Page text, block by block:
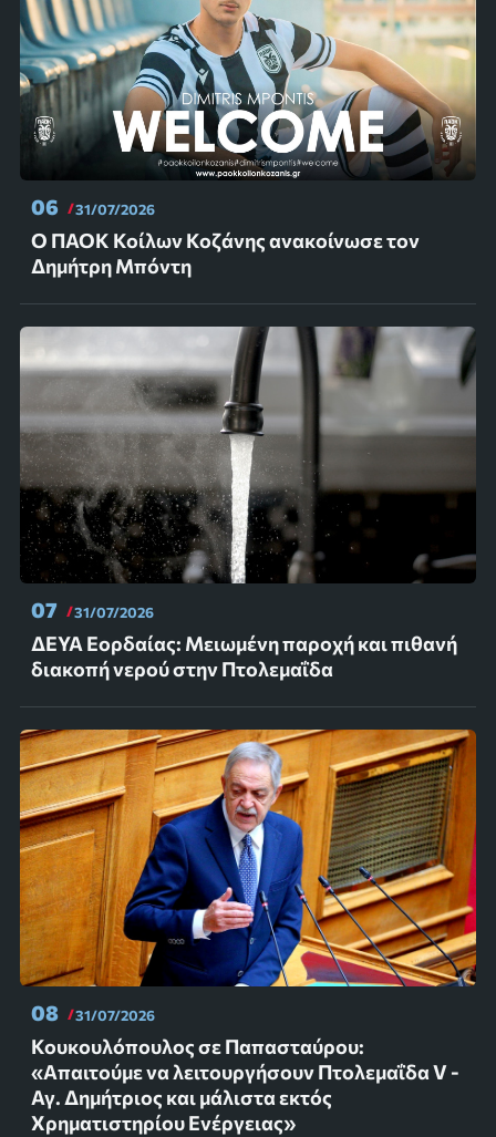
06 31/07/2026
Ο ΠΑΟΚ Κοίλων Κοζάνης ανακοίνωσε τον
Δημήτρη Μπόντη
07 31/07/2026
ΔΕΥΑ Εορδαίας: Μειωμένη παροχή και πιθανή
διακοπή νερού στην Πτολεμαΐδα
08 31/07/2026
Κουκουλόπουλος σε Παπασταύρου:
«Απαιτούμε να λειτουργήσουν Πτολεμαΐδα V -
Αγ. Δημήτριος και μάλιστα εκτός
Χρηματιστηρίου Ενέργειας»